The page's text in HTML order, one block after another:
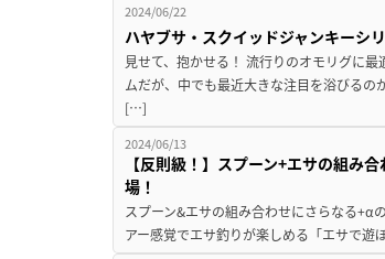
2024/06/22
ハヤブサ・スクイッドジャンキーシ
見せて、抱かせる！ 流行りのオモリグに
ムだが、中でも最近大きな注目を浴びる
[…]
2024/06/13
【反則級！】スプーン+エサの組み
場！
スプーン&エサの組み合わせにさらなる+α
アー感覚でエサ釣りが楽しめる「エサで